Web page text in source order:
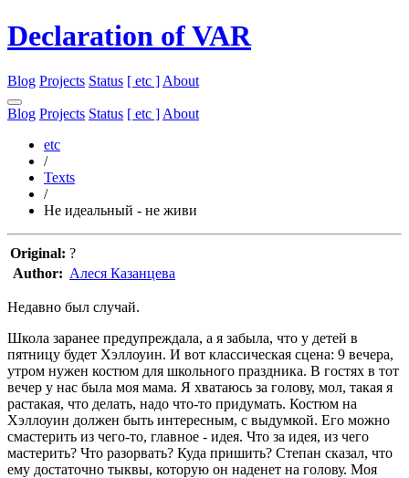
Declaration of VAR
Blog Projects Status [ etc ] About
Blog Projects Status [ etc ] About
etc
/
Texts
/
Не идеальный - не живи
Original: ?
Author: Алеся Казанцева
Недавно был случай.
Школа заранее предупреждала, а я забыла, что у детей в
пятницу будет Хэллоуин. И вот классическая сцена: 9 вечера,
утром нужен костюм для школьного праздника. В гостях в тот
вечер у нас была моя мама. Я хватаюсь за голову, мол, такая я
растакая, что делать, надо что-то придумать. Костюм на
Хэллоуин должен быть интересным, с выдумкой. Его можно
смастерить из чего-то, главное - идея. Что за идея, из чего
мастерить? Что разорвать? Куда пришить? Степан сказал, что
ему достаточно тыквы, которую он наденет на голову. Моя